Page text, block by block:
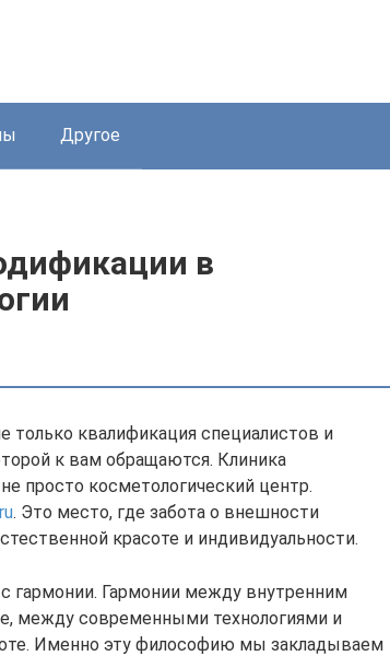
Другое
в
квалификация специалистов и
к вам обращаются. Клиника
просто косметологический центр.
. Это место, где забота о внешности
красоте и индивидуальности.
гармонии. Гармонии между внутренним
между современными технологиями и
Именно эту философию мы закладываем